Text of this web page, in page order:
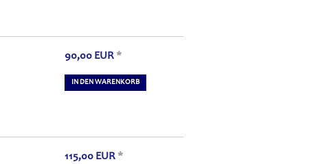
90,00 EUR *
IN DEN WARENKORB
115,00 EUR *